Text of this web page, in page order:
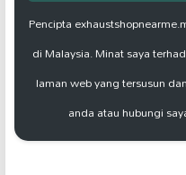
Pencipta
di Malaysia. Minat saya
laman web yang tersusun
anda atau hubungi